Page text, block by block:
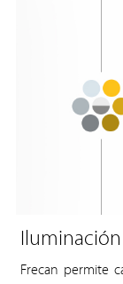
Iluminación
Frecan permite